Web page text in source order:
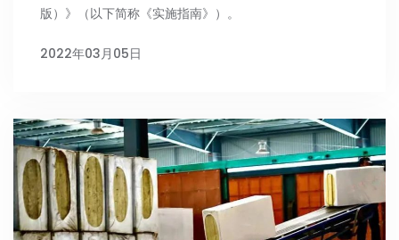
版）》（以下简称《实施指南》）。
2022年03月05日